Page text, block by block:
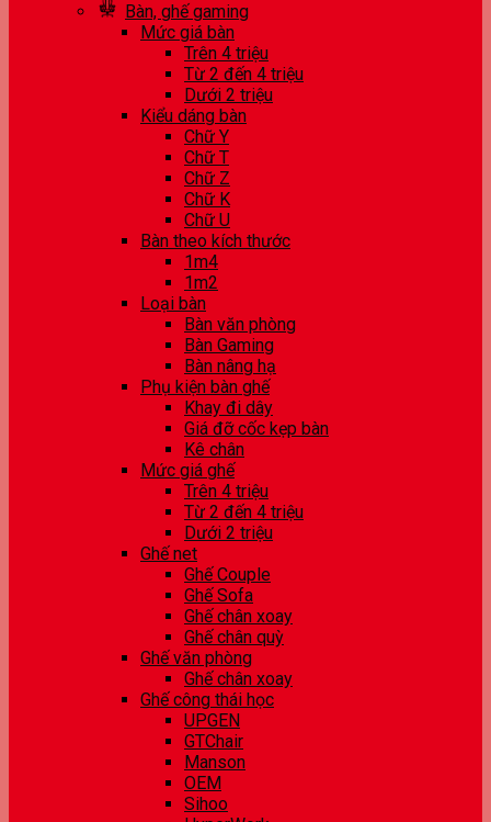
Bàn, ghế gaming
Mức giá bàn
Trên 4 triệu
Từ 2 đến 4 triệu
Dưới 2 triệu
Kiểu dáng bàn
Chữ Y
Chữ T
Chữ Z
Chữ K
Chữ U
Bàn theo kích thước
1m4
1m2
Loại bàn
Bàn văn phòng
Bàn Gaming
Bàn nâng hạ
Phụ kiện bàn ghế
Khay đi dây
Giá đỡ cốc kẹp bàn
Kê chân
Mức giá ghế
Trên 4 triệu
Từ 2 đến 4 triệu
Dưới 2 triệu
Ghế net
Ghế Couple
Ghế Sofa
Ghế chân xoay
Ghế chân quỳ
Ghế văn phòng
Ghế chân xoay
Ghế công thái học
UPGEN
GTChair
Manson
OEM
Sihoo